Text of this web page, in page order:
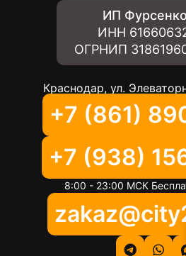
ИП
ИНН
ОГРНИП
Краснодар, ул.
+7 (861)
+7 (938)
8:00 - 23:00 МСК